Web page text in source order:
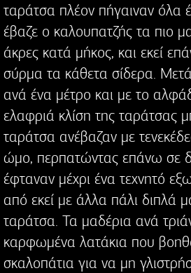
ταράτσα πλέον πήγαιναν όλα
έβαζε ο καλουπατζής τα πιο
άκρες κατά μήκος, και εκεί
σύρμα τα κάθετα σίδερα.
ανά ένα μέτρο και με το
ελαφριά κλίση της ταράτσας
ταράτσα ανέβαζαν με
ώμο, περπατώντας επάνω σε
έφταναν μέχρι ένα τεχνητό
από εκεί με άλλα πάλι διπλά
ταράτσα. Τα μαδέρια ανά
καρφωμένα λατάκια που
σκαλοπάτια για να μη